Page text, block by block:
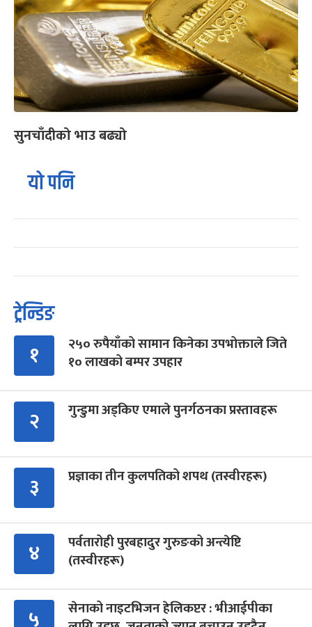
सुनचाँदीको भाउ बढ्यो
यो पनि
ट्रेन्डिङ
१
२५० रुपैयाँको सामान किनेका उपभोक्ताले जिते
१० लाखको बम्पर उपहार
२ गुन्डुमा अड्किए एमाले पुनर्गठनका प्रस्तावहरू
३ प्रज्ञाका तीन कुलपतिको शपथ (तस्वीरहरू)
४
पर्वतारोही पुरबहादुर गुरुङको अन्त्येष्टि
(तस्वीरहरू)
५
सेनाको नाइटभिजन हेलिकप्टर : भीआईपीका